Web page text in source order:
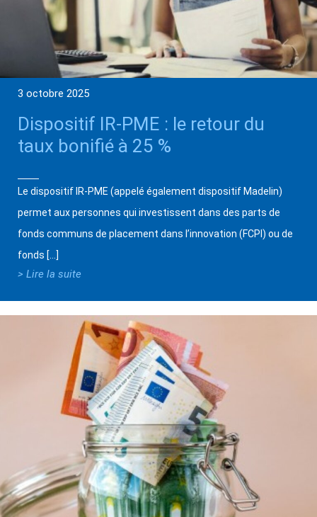
3 octobre 2025
Dispositif IR-PME : le retour du
taux bonifié à 25 %
Le dispositif IR-PME (appelé également dispositif Madelin)
permet aux personnes qui investissent dans des parts de
fonds communs de placement dans l’innovation (FCPI) ou de
fonds […]
> Lire la suite